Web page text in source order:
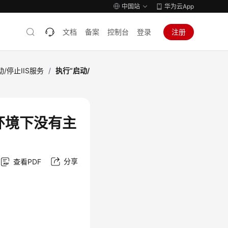
中国站 华为云App
文档 备案 控制台 登录 注册
/停止IIS服务 / 执行“启动/
境下没有主
查看PDF 分享